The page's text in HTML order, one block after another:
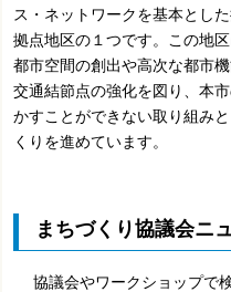
ス・ネットワークを基本とし
拠点地区の１つです。この地
都市空間の創出や高次な都市
交通結節点の強化を図り、本
かすことができない取り組み
くりを進めています。
まちづくり協議会ニ
協議会やワークショップで検